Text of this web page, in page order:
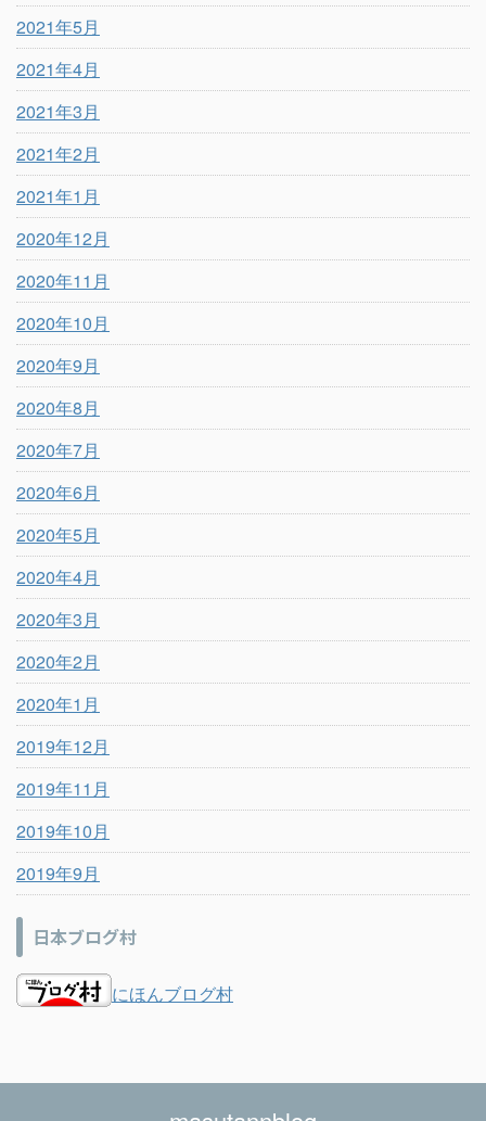
2021年5月
2021年4月
2021年3月
2021年2月
2021年1月
2020年12月
2020年11月
2020年10月
2020年9月
2020年8月
2020年7月
2020年6月
2020年5月
2020年4月
2020年3月
2020年2月
2020年1月
2019年12月
2019年11月
2019年10月
2019年9月
日本ブログ村
にほんブログ村